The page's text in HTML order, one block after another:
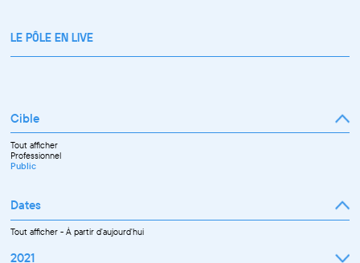
LE PÔLE EN LIVE
Cible
Tout afficher
Professionnel
Public
Dates
Tout afficher-À partir d'aujourd'hui
2021